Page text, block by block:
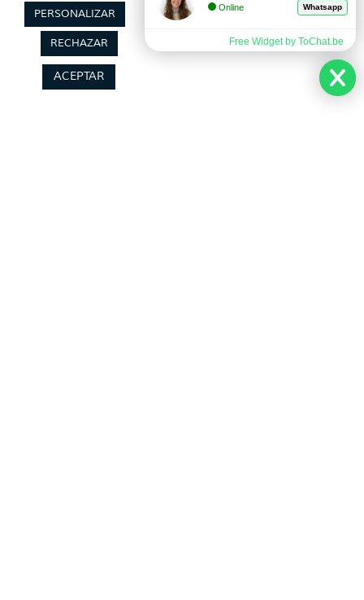
Sobre Nosotros
PERSONALIZAR
RECHAZAR
ACEPTAR
Online Whatsapp
Free Widget by ToChat.be